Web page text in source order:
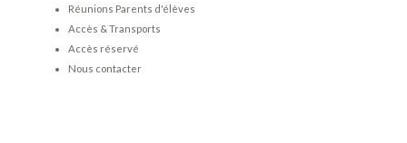
Réunions Parents d'élèves
Accès & Transports
Accès réservé
Nous contacter